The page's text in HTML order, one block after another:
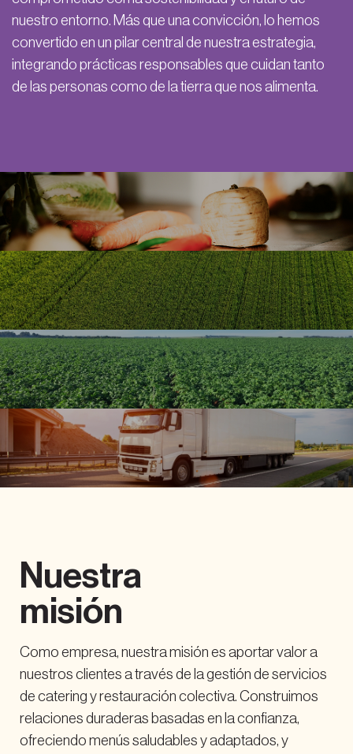
nuestro entorno. Más que una convicción, lo hemos
convertido en un pilar central de nuestra estrategia,
integrando prácticas responsables que cuidan tanto
de las personas como de la tierra que nos alimenta.
Nuestra
misión
Como empresa, nuestra misión es aportar valor a
nuestros clientes a través de la gestión de servicios
de catering y restauración colectiva. Construimos
relaciones duraderas basadas en la confianza,
ofreciendo menús saludables y adaptados, y